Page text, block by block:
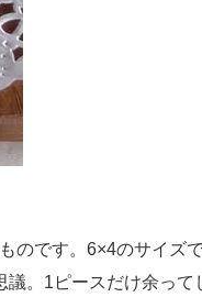
です。6×4のサイズ
。1ピースだけ余って